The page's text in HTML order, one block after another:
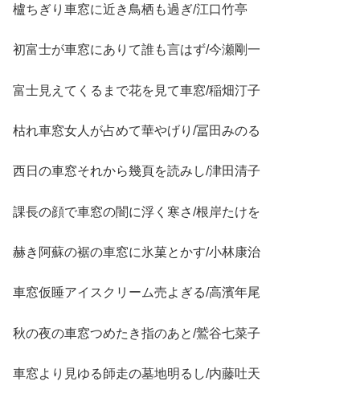
櫨ちぎり車窓に近き鳥栖も過ぎ/江口竹亭
初富士が車窓にありて誰も言はず/今瀬剛一
富士見えてくるまで花を見て車窓/稲畑汀子
枯れ車窓女人が占めて華やげり/冨田みのる
西日の車窓それから幾頁を読みし/津田清子
課長の顔で車窓の闇に浮く寒さ/根岸たけを
赫き阿蘇の裾の車窓に氷菓とかす/小林康治
車窓仮睡アイスクリーム売よぎる/高濱年尾
秋の夜の車窓つめたき指のあと/鷲谷七菜子
車窓より見ゆる師走の墓地明るし/内藤吐天